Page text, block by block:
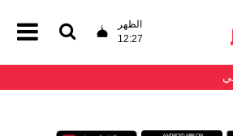
الظهر
12:27